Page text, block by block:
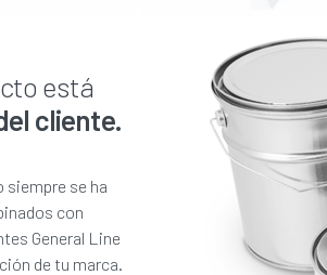
está
cliente.
siempre se ha
con
General Line
de tu marca.